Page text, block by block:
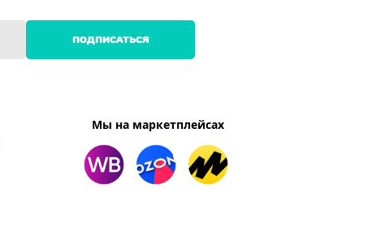
ПОДПИСАТЬСЯ
Мы на маркетплейсах